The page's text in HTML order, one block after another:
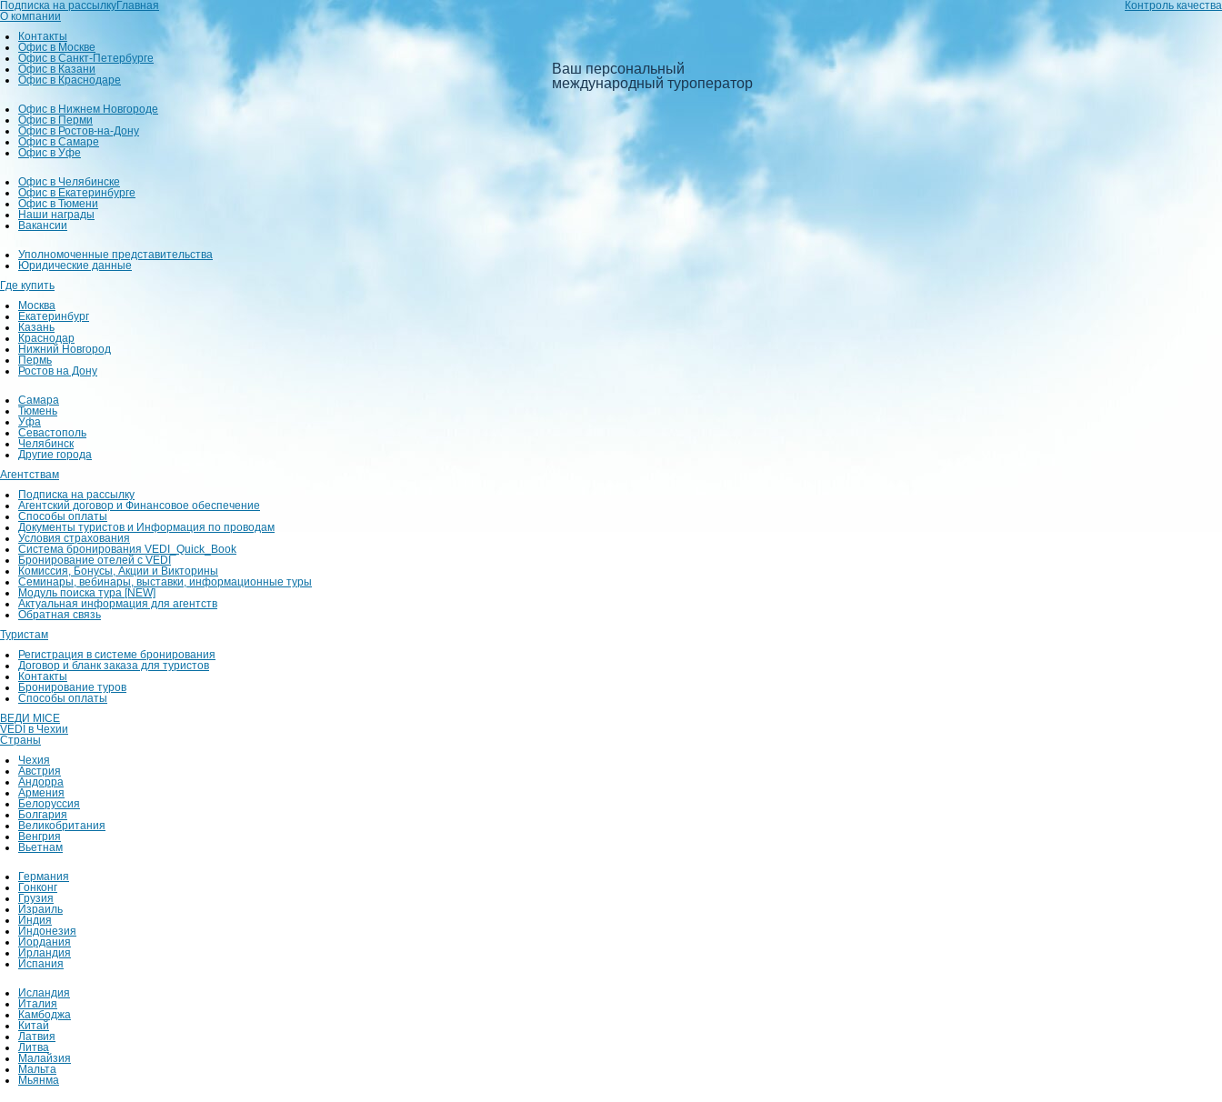
Подписка на рассылку Контроль качества
Главная
О компании
Контакты
Офис в Москве
Офис в Санкт-Петербурге
Офис в Казани
Офис в Краснодаре
Офис в Нижнем Новгороде
Офис в Перми
Офис в Ростов-на-Дону
Офис в Самаре
Офис в Уфе
Офис в Челябинске
Офис в Екатеринбурге
Офис в Тюмени
Наши награды
Вакансии
Уполномоченные представительства
Юридические данные
Где купить
Москва
Екатеринбург
Казань
Краснодар
Нижний Новгород
Пермь
Ростов на Дону
Самара
Тюмень
Уфа
Севастополь
Челябинск
Другие города
Агентствам
Подписка на рассылку
Агентский договор и Финансовое обеспечение
Способы оплаты
Документы туристов и Информация по проводам
Условия страхования
Система бронирования VEDI_Quick_Book
Бронирование отелей с VEDI
Комиссия, Бонусы, Акции и Викторины
Семинары, вебинары, выставки, информационные туры
Модуль поиска тура [NEW]
Актуальная информация для агентств
Обратная связь
Туристам
Регистрация в системе бронирования
Договор и бланк заказа для туристов
Контакты
Бронирование туров
Способы оплаты
ВЕДИ MICE
VEDI в Чехии
Страны
Чехия
Австрия
Андорра
Армения
Белоруссия
Болгария
Великобритания
Венгрия
Вьетнам
Германия
Гонконг
Грузия
Израиль
Индия
Индонезия
Иордания
Ирландия
Испания
Исландия
Италия
Камбоджа
Китай
Латвия
Литва
Малайзия
Мальта
Мьянма
Ваш персональный
международный туроператор